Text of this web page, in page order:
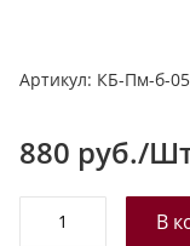
г
Артикул: КБ-Пм-б-
880 руб./